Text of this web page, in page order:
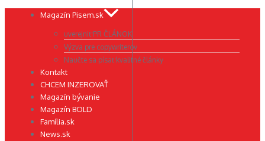
Preskočiť Magazín Pisem.sk
uverejniť PR ČLÁNOK
Výzva pre copywriterov
Naučte sa písať kvalitné články
Kontakt
CHCEM INZEROVAŤ
Magazín bývanie
Magazín BOLD
Família.sk
News.sk